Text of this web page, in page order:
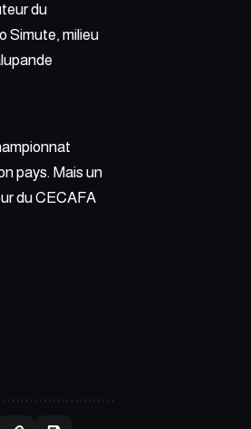
du
Simute, milieu
pays. Mais un
du CECAFA